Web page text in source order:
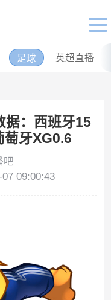
足球 英超直播
据：西班牙15
萄牙XG0.6
吧
09:00:43